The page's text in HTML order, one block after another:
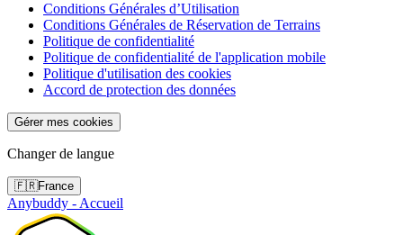
Conditions Générales d’Utilisation
Conditions Générales de Réservation de Terrains
Politique de confidentialité
Politique de confidentialité de l'application mobile
Politique d'utilisation des cookies
Accord de protection des données
Gérer mes cookies
Changer de langue
🇫🇷France
Anybuddy - Accueil